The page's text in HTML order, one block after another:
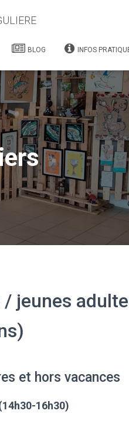
BLOG INFOS
jeunes
et hors vacances
16h30)